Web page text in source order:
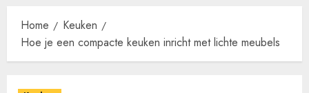
Home
Keuken
Hoe je een compacte keuken inricht met lichte meubels